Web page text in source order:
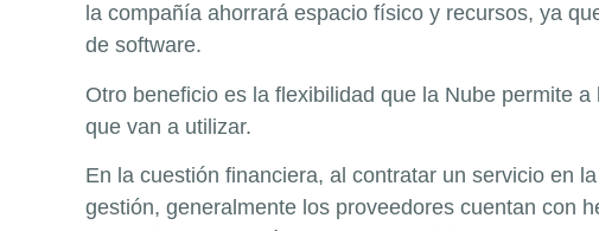
la compañía ahorrará espacio físico y recursos, ya
de software.
Otro beneficio es la flexibilidad que la Nube permite
que van a utilizar.
En la cuestión financiera, al contratar un servicio en
gestión, generalmente los proveedores cuentan con